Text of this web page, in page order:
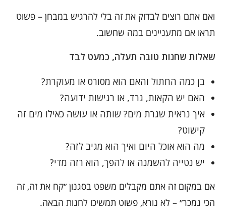
ואם אתם רוצים לבדוק את זה בלי להרגיש במבחן – פשוט
תראו אם מתעניינים במה שחשוב.
שאלות שחנות טובה תעלה, כמעט לבד
בן כמה החתול והאם הוא מסורס או מעוקרת?
האם יש הקאות, גרד, או רגישות ידועה?
איך נראית שגרת מים? שותה או עושה כאילו מים זה
קישוט?
מה הוא אוכל היום ואיך הוא מגיב לזה?
יש נטייה להשמנה או להפך, הוא רזה מדי?
אם במקום זה אתם מקבלים משפט בסגנון ״קח את זה, זה
הכי נמכר״ – לא נורא, פשוט תמשיכו לחנות הבאה.